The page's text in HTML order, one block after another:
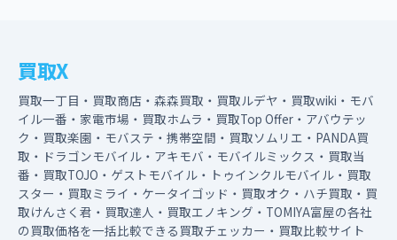
買取X
買取一丁目・買取商店・森森買取・買取ルデヤ・買取wiki・モバ
イル一番・家電市場・買取ホムラ・買取Top Offer・アバウテッ
ク・買取楽園・モバステ・携帯空間・買取ソムリエ・PANDA買
取・ドラゴンモバイル・アキモバ・モバイルミックス・買取当
番・買取TOJO・ゲストモバイル・トゥインクルモバイル・買取
スター・買取ミライ・ケータイゴッド・買取オク・ハチ買取・買
取けんさく君・買取達人・買取エノキング・TOMIYA富屋の各社
の買取価格を一括比較できる買取チェッカー・買取比較サイト